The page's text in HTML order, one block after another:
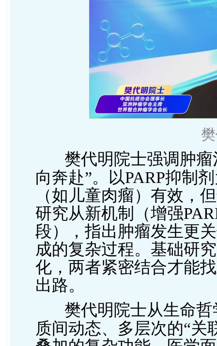
樊代明院士强调肿
向奔赴”。以PARP抑制
（如儿童肉瘤）有效，
研究从新机制（增强
段）
， 指出肿瘤发生更
成的复杂过程。基础研
化，两者紧密结合才能
出路。
樊代明院士从生命
质间动态、多层次的“关